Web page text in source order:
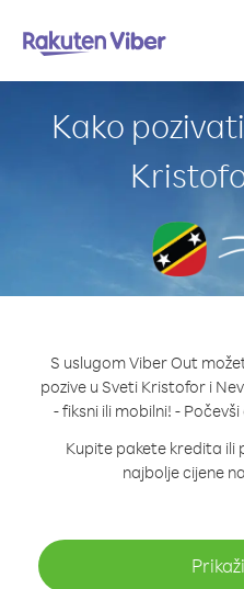
Kako
S uslugom Viber Out
pozive u Sveti Kristofor i
- fiksni ili mobilni! -
Kupite pakete kredita ili
najbolje cijene